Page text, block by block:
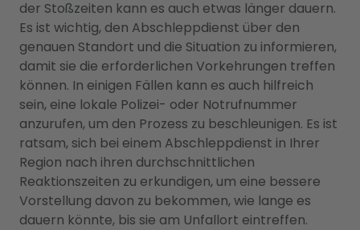
der Stoßzeiten kann es auch etwas länger dauern.
Es ist wichtig, den Abschleppdienst über den
genauen Standort und die Situation zu informieren,
damit sie die erforderlichen Vorkehrungen treffen
können. In einigen Fällen kann es auch hilfreich
sein, eine lokale Polizei- oder Notrufnummer
anzurufen, um den Prozess zu beschleunigen. Es ist
ratsam, sich bei einem Abschleppdienst in Ihrer
Region nach ihren durchschnittlichen
Reaktionszeiten zu erkundigen, um eine bessere
Vorstellung davon zu bekommen, wie lange es
dauern könnte, bis sie am Unfallort eintreffen.